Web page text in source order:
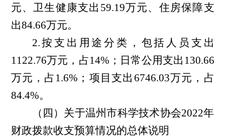
元、卫生健康支出59.19万元、住房保障支
出84.66万元。
2.按支出用途分类，包括人员支出
1122.76万元，占14%；日常公用支出130.66
万元，占1.6%；项目支出6746.03万元，占
84.4%。
（四）关于温州市科学技术协会2022年
财政拨款收支预算情况的总体说明